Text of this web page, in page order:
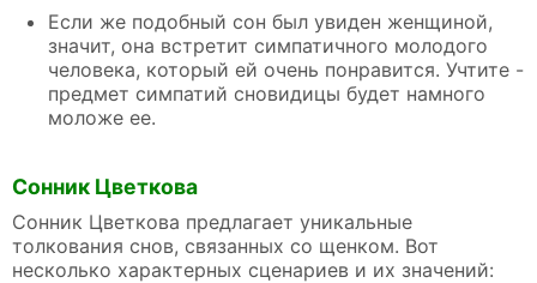
Если же подобный сон был увиден женщиной,
значит, она встретит симпатичного молодого
человека, который ей очень понравится. Учтите -
предмет симпатий сновидицы будет намного
моложе ее.
Сонник Цветкова
Сонник Цветкова предлагает уникальные
толкования снов, связанных со щенком. Вот
несколько характерных сценариев и их значений: